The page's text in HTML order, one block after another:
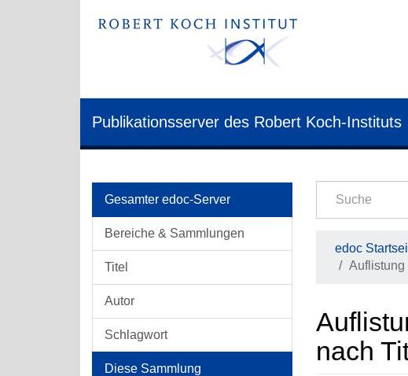
Publikationsserver des Robert Koch-Instituts
Gesamter edoc-Server
Bereiche & Sammlungen
Titel
Autor
Schlagwort
Diese Sammlung
edoc
Auflistung
nach